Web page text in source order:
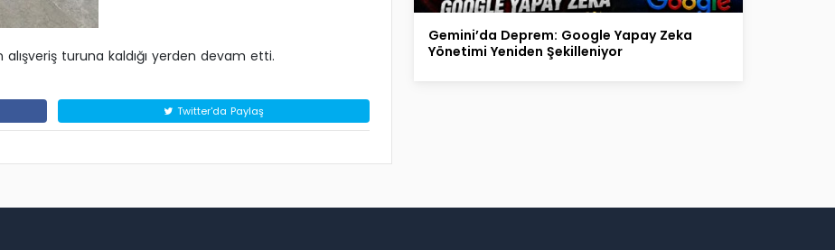
turuna kaldığı yerden devam etti.
Twitter'da Paylaş
Gemini’da Deprem: Google Yapay Zeka
Yönetimi Yeniden Şekilleniyor